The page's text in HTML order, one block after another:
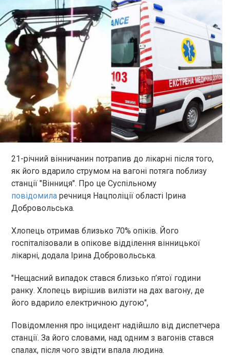
21-річний вінничанин потрапив до лікарні після того,
як його вдарило струмом на вагоні потяга поблизу
станції "Вінниця". Про це Суспільному
повідомила речниця Нацполіції області Ірина
Добровольська.
Хлопець отримав близько 70% опіків. Його
госпіталізовали в опікове відділення вінницької
лікарні, додала Ірина Добровольська.
"Нещасний випадок стався близько п’ятої години
ранку. Хлопець вирішив вилізти на дах вагону, де
його вдарило електричною дугою",
Повідомлення про інцидент надійшло від диспетчера
станції. За його словами, над одним з вагонів стався
спалах, після чого звідти впала людина.